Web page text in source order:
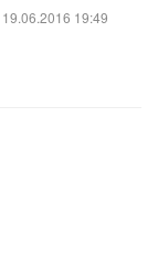
19.06.2016 19:49